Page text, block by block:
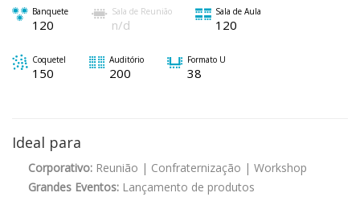
Banquete
120
Sala de Reunião
n/d
Sala de Aula
120
Coquetel
150
Auditório
200
Formato U
38
Ideal para
Corporativo: Reunião | Confraternização | Workshop
Grandes Eventos: Lançamento de produtos